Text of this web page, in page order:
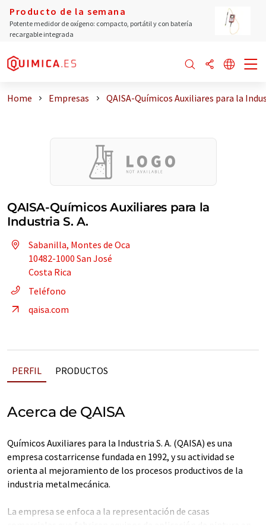
Producto de la semana
Potente medidor de oxígeno: compacto, portátil y con batería
recargable integrada
Home Empresas QAISA-Químicos Auxiliares para la
QAISA-Químicos Auxiliares para la
Industria S. A.
Sabanilla, Montes de Oca
10482-1000 San José
Costa Rica
Teléfono
qaisa.com
PERFIL PRODUCTOS
Acerca de QAISA
Químicos Auxiliares para la Industria S. A. (QAISA) es una
empresa costarricense fundada en 1992, y su actividad se
orienta al mejoramiento de los procesos productivos de la
industria metalmecánica.
La empresa se enfoca a la representación de casas